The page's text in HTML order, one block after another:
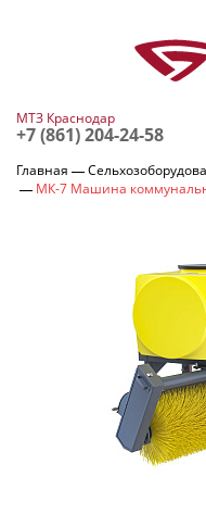
МТЗ Краснодар
+7 (861) 204-24-58
Главная
МК-7 Машина